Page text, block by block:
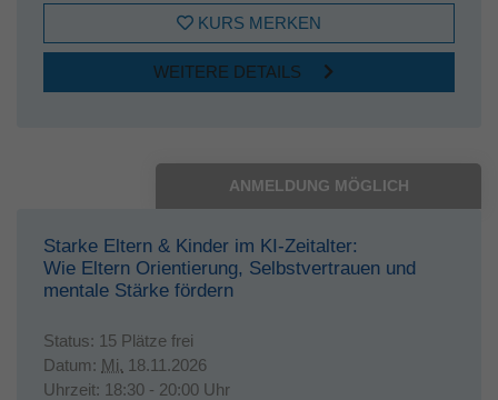
KURS MERKEN
WEITERE DETAILS
ANMELDUNG MÖGLICH
Starke Eltern & Kinder im KI-Zeitalter:
Wie Eltern Orientierung, Selbstvertrauen und
mentale Stärke fördern
Status: 15 Plätze frei
Datum: Mi. 18.11.2026
Uhrzeit: 18:30 - 20:00 Uhr